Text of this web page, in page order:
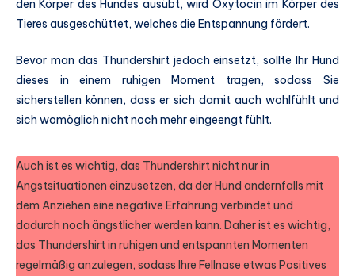
den Körper des Hundes ausübt, wird Oxytocin im Körper des
Tieres ausgeschüttet, welches die Entspannung fördert.
Bevor man das Thundershirt jedoch einsetzt, sollte Ihr Hund
dieses in einem ruhigen Moment tragen, sodass Sie
sicherstellen können, dass er sich damit auch wohlfühlt und
sich womöglich nicht noch mehr eingeengt fühlt.
Auch ist es wichtig, das Thundershirt nicht nur in
Angstsituationen einzusetzen, da der Hund andernfalls mit
dem Anziehen eine negative Erfahrung verbindet und
dadurch noch ängstlicher werden kann. Daher ist es wichtig,
das Thundershirt in ruhigen und entspannten Momenten
regelmäßig anzulegen, sodass Ihre Fellnase etwas Positives